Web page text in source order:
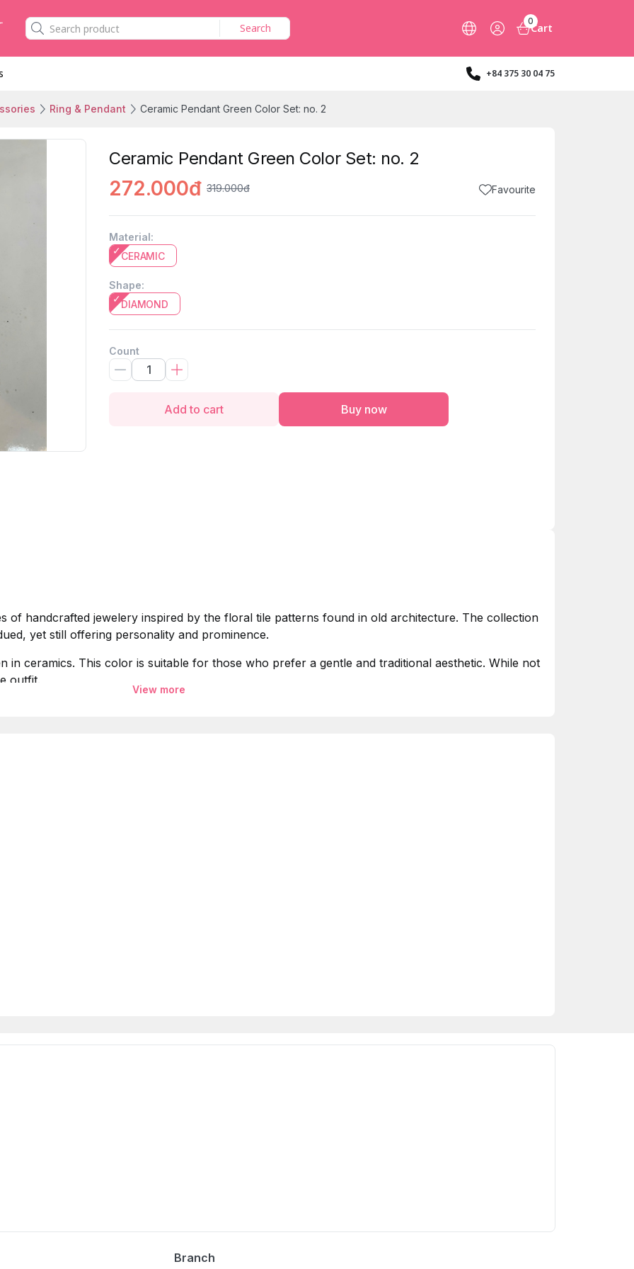
Search
0
Cart
+84 375 30 04 75
Ring & Pendant Ceramic Pendant Green Color Set: no. 2
Ceramic Pendant Green Color Set: no. 2
272.000đ 319.000đ Favourite
Material:
CERAMIC
Shape:
DIAMOND
Count
Add to cart Buy now
of handcrafted jewelery inspired by the floral tile patterns found in old architecture. The collection
yet still offering personality and prominence.
in ceramics. This color is suitable for those who prefer a gentle and traditional aesthetic. While not
outfit.
vẫn đem đến cá tính và sự nổi bật.
thấy trong gốm sứ. Đây là màu phù hợp cho các bạn thích sự nhẹ nhàng và truyền thống.
nhấn ấn tượng cho bộ trang phục.
View more
Branch